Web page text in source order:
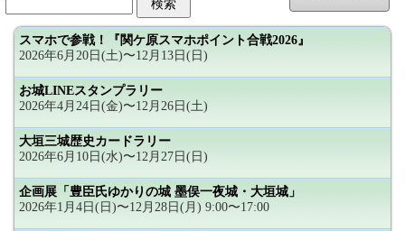
スマホで参戦！『関ケ原スマホポイント合戦2026』
2026年6月20日(土)〜12月13日(日)
お城LINEスタンプラリー
2026年4月24日(金)〜12月26日(土)
大垣三城歴史カードラリー
2026年6月10日(水)〜12月27日(日)
企画展「豊臣氏ゆかりの城 墨俣一夜城・大垣城」
2026年1月4日(日)〜12月28日(月) 9:00〜17:00